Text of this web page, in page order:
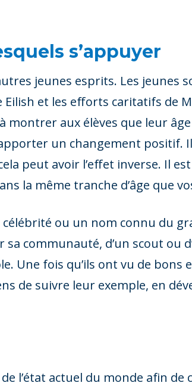
s’appuyer
jeunes esprits. Les jeunes
et les efforts caritatifs de
montrer aux élèves que leur
un changement positif.
peut avoir l’effet inverse. Il
la même tranche d’âge que
célébrité ou un nom connu du
communauté, d’un scout ou
Une fois qu’ils ont vu de bons
de suivre leur exemple, en
l’état actuel du monde afin de